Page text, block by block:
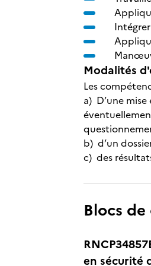
Modalités
Les
a) D’une
b) d’un
c) des
Blocs
en sécurité